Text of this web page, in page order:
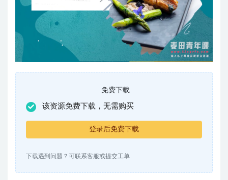
免费下载
该资源免费下载，无需购买
登录后免费下载
下载遇到问题？可联系客服或提交工单